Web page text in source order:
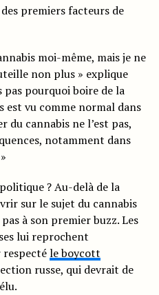
premiers facteurs de
moi-même, mais je ne
non plus » explique
pas pourquoi boire de la
est vu comme normal dans
du cannabis ne l’est pas,
notamment dans
? Au-delà de la
sur le sujet du cannabis
à son premier buzz. Les
lui reprochent
respectéle boycott
russe, qui devrait de